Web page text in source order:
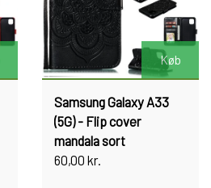
Køb
Samsung Galaxy A33
(5G) - Flip cover
mandala sort
60,00 kr.